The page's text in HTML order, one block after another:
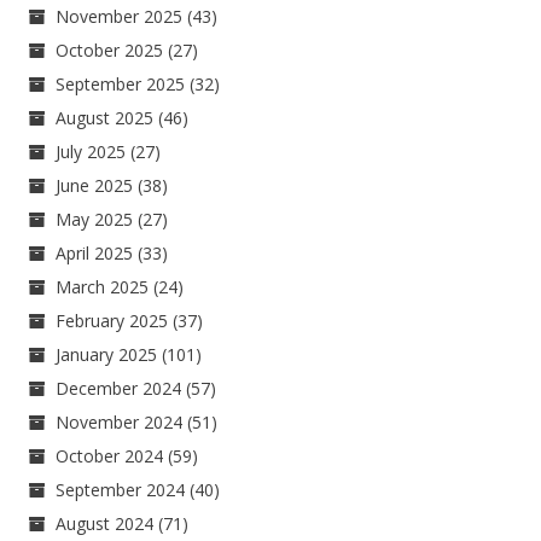
November 2025 (43)
October 2025 (27)
September 2025 (32)
August 2025 (46)
July 2025 (27)
June 2025 (38)
May 2025 (27)
April 2025 (33)
March 2025 (24)
February 2025 (37)
January 2025 (101)
December 2024 (57)
November 2024 (51)
October 2024 (59)
September 2024 (40)
August 2024 (71)